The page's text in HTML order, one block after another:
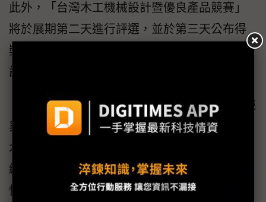
此外，「台灣木工機械設計暨優良產品競賽」
將於展期第二天進行評選，並於第三天公布得
獎名單，參觀者可於現場觀摩獲選成果，見證
設計創新與市場應用的結合實力。
「WOOD TAIWAN 2026」不僅是展示木工機械
與木產業技術能量的重要舞台，更是布局全球
木業與永續建築市場的關鍵平台。即日起完成
線上預先登記，即可憑預登時獲得的QR code
快速入場，誠摯邀請國內外產業先進踴躍報名